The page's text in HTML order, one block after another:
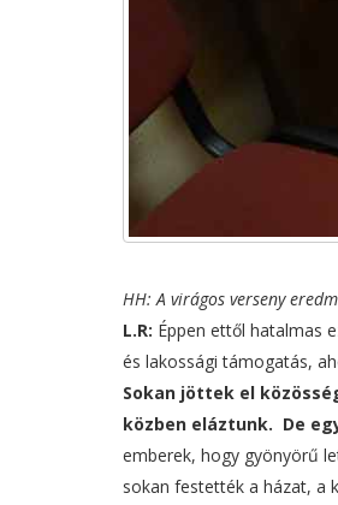
HH: A virágos verseny
L.R: Éppen ettől hatalmas
és lakossági támogatás,
Sokan jöttek el
közben eláztunk. De
emberek, hogy gyönyörű
sokan festették a házat, a